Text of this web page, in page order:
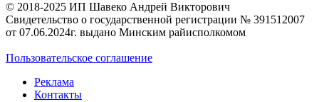
© 2018-2025 ИП Шавеко Андрей Викторович
Свидетельство о государственной регистрации № 391512007
от 07.06.2024г. выдано Минским райисполкомом
Пользовательское соглашение
Реклама
Контакты